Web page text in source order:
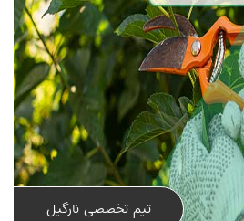
تیم تخصصی نارگیل